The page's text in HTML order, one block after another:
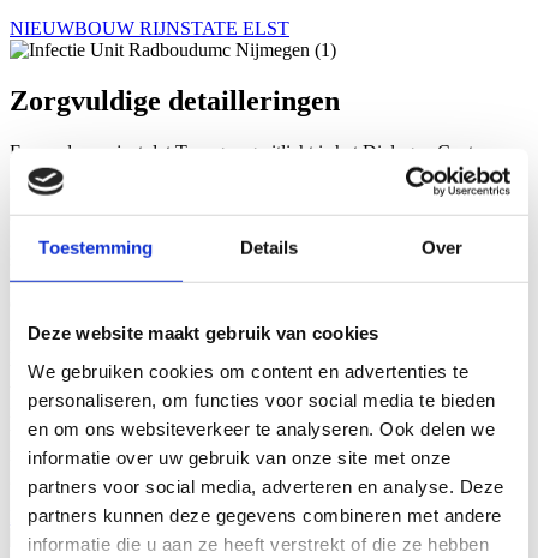
Toestemming Details Over
Deze website maakt gebruik van cookies
We gebruiken cookies om content en advertenties te
personaliseren, om functies voor social media te bieden
en om ons websiteverkeer te analyseren. Ook delen we
informatie over uw gebruik van onze site met onze
partners voor social media, adverteren en analyse. Deze
partners kunnen deze gegevens combineren met andere
informatie die u aan ze heeft verstrekt of die ze hebben
NIEUWBOUW RIJNSTATE ELST
Zorgvuldige detailleringen
Een ander project dat Tom graag uitlicht is het Dialogue Center
‘Omnia’, dat bekendstaat als hèt visitekaartje van Wageningen
University & Research. “Echt een pareltje. Ook hier was onze
engineeringafdeling heel vroeg bij betrokken. Het gebouw wordt
gebruikt als ontmoetingsplek van de wetenschap met de
samenleving. Het ziet er strak en eenvoudig uit, maar er liggen heel
zorgvuldige
Nog een bijzonder project is de infectie-unit die Berghege bouwde
voor het Radboudumc in Nijmegen. “Vooral bij isolatiekamers komt
veel kennis en kunde kijken: het moet stofvrij zijn, een hele hoge
isolatiewaarde hebben en er moet vanwege de sluisfuncties overdruk
worden gecreëerd zodat er geen besmette lucht van de ene ruimte
naar de andere kan stromen. Verder moet alles in het gehele
gebouw eenvoudig te reinigen zijn.”
MODERNE INFECTIE-UNIT VOOR RADBOUDUMC